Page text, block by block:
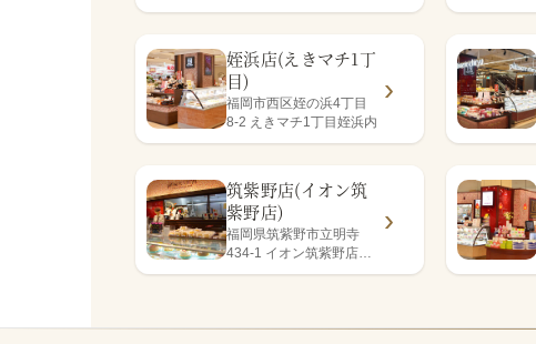
姪浜店(えきマチ1丁
目)
福岡市西区姪の浜4丁目
8-2 えきマチ1丁目姪浜内
筑紫野店(イオン筑
紫野店)
福岡県筑紫野市立明寺
434-1 イオン筑紫野店1
階